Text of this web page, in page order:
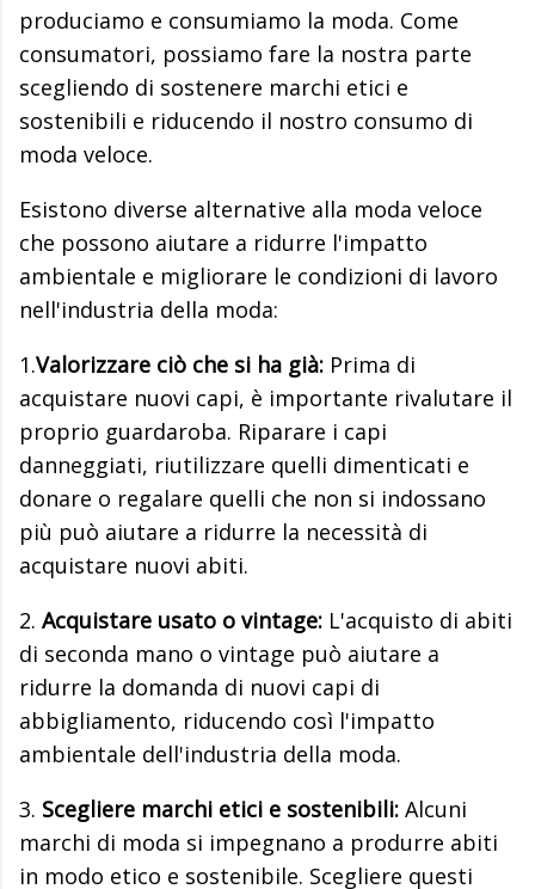
produciamo e consumiamo la moda. Come
consumatori, possiamo fare la nostra parte
scegliendo di sostenere marchi etici e
sostenibili e riducendo il nostro consumo di
moda veloce.
Esistono diverse alternative alla moda veloce
che possono aiutare a ridurre l'impatto
ambientale e migliorare le condizioni di lavoro
nell'industria della moda:
1.Valorizzare ciò che si ha già: Prima di
acquistare nuovi capi, è importante rivalutare il
proprio guardaroba. Riparare i capi
danneggiati, riutilizzare quelli dimenticati e
donare o regalare quelli che non si indossano
più può aiutare a ridurre la necessità di
acquistare nuovi abiti.
2. Acquistare usato o vintage: L'acquisto di abiti
di seconda mano o vintage può aiutare a
ridurre la domanda di nuovi capi di
abbigliamento, riducendo così l'impatto
ambientale dell'industria della moda.
3. Scegliere marchi etici e sostenibili: Alcuni
marchi di moda si impegnano a produrre abiti
in modo etico e sostenibile. Scegliere questi